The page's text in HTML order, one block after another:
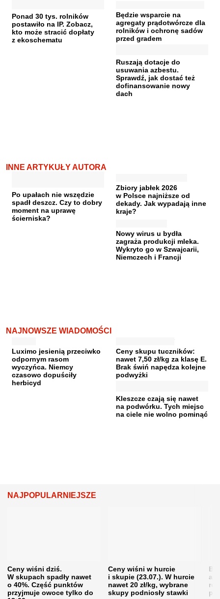
Ponad 30 tys. rolników
postawiło na IP. Zobacz,
kto może stracić dopłaty
z ekoschematu
Będzie wsparcie na
agregaty prądotwórcze dla
rolników i ochronę sadów
przed gradem
Ruszają dotacje do
usuwania azbestu.
Sprawdź, jak dostać też
dofinansowanie nowy
dach
INNE ARTYKUŁY AUTORA
Po upałach nie wszędzie
spadł deszcz. Czy to dobry
moment na uprawę
ścierniska?
Zbiory jabłek 2026
w Polsce najniższe od
dekady. Jak wypadają inne
kraje?
Nowy wirus u bydła
zagraża produkcji mleka.
Wykryto go w Szwajcarii,
Niemczech i Francji
NAJNOWSZE WIADOMOŚCI
Luximo jesienią przeciwko
odpornym rasom
wyczyńca. Niemcy
czasowo dopuściły
herbicyd
Ceny skupu tuczników:
nawet 7,50 zł/kg za klasę E.
Brak świń napędza kolejne
podwyżki
Kleszcze czają się nawet
na podwórku. Tych miejsc
na ciele nie wolno pominąć
NAJPOPULARNIEJSZE
Ceny wiśni dziś.
W skupach spadły nawet
o 40%. Część punktów
przyjmuje owoce tylko do
Ceny wiśni w hurcie
i skupie (23.07.). W hurcie
nawet 20 zł/kg, wybrane
skupy podniosły stawki